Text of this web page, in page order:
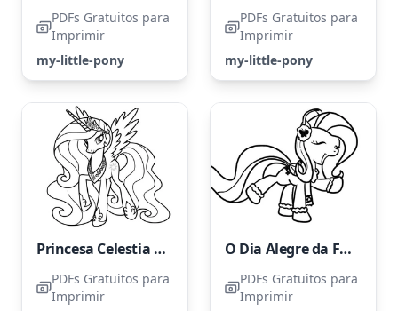
PDFs Gratuitos para
Imprimir
my-little-pony
PDFs Gratuitos para
Imprimir
my-little-pony
Princesa Celestia da série My Little Pony
PDFs Gratuitos para
Imprimir
O Dia Alegre da Fluttershy
PDFs Gratuitos para
Imprimir